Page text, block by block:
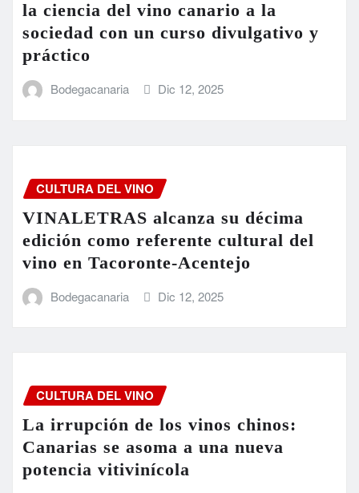
la ciencia del vino canario a la
sociedad con un curso divulgativo y
práctico
Bodegacanaria Dic 12, 2025
CULTURA DEL VINO
VINALETRAS alcanza su décima
edición como referente cultural del
vino en Tacoronte-Acentejo
Bodegacanaria Dic 12, 2025
CULTURA DEL VINO
La irrupción de los vinos chinos:
Canarias se asoma a una nueva
potencia vitivinícola